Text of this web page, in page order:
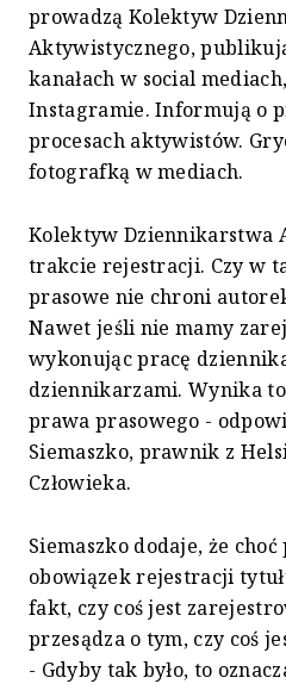
prowadzą Kolektyw
Aktywistycznego,
kanałach w social
Instagramie. Informują o
procesach aktywistów.
fotografką w mediach.
Kolektyw Dziennikarstwa
trakcie rejestracji. Czy w
prasowe nie chroni
Nawet jeśli nie mamy
wykonując pracę
dziennikarzami. Wynika
prawa prasowego -
Siemaszko, prawnik z
Człowieka.
Siemaszko dodaje, że
obowiązek rejestracji
fakt, czy coś jest
przesądza o tym, czy coś
- Gdyby tak było, to